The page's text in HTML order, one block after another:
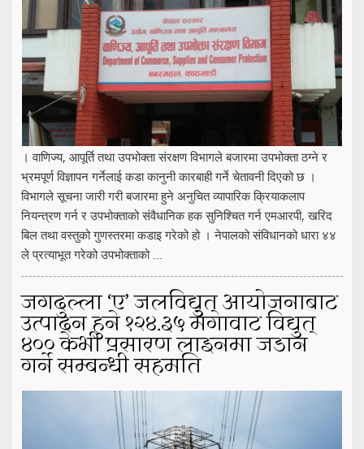
। वाणिज्य, आपूर्ति तथा उपभोक्ता संरक्षण विभागले बजारमा उपभोक्ता ठग्ने र
भ्रमपूर्ण विज्ञापन गर्नेलाई कडा कानुनी कारबाही गर्ने चेतावनी दिएको छ ।
विभागले सूचना जारी गरी बजारमा हुने अनुचित व्यापारिक क्रियाकलाप
नियन्त्रण गर्न र उपभोक्ताको संवैधानिक हक सुनिश्चित गर्न एमआरपी, खरिद
बिल तथा वस्तुको गुणस्तरमा कडाइ गरेको हो । नेपालको संविधानको धारा ४४
ले प्रत्याभूत गरेको उपभोक्ताको ...
जगदुल्ला ‘ए’ जलविद्युत् आयोजनाबाट
उत्पादन हुने १२४.३५ मेगावाट विद्युत्
४०० केभी प्रसारण लाइनमा जडान
गर्ने सम्बन्धी सहमति